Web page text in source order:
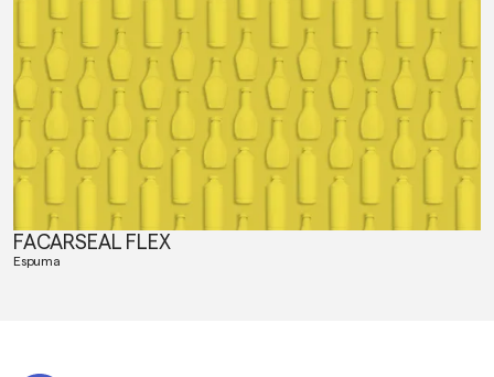
FACARSEAL FLEX
Espuma